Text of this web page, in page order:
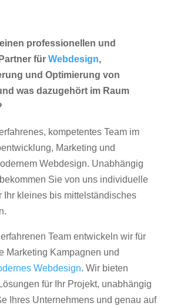
professionellen und
für Webdesign,
und Optimierung von
was dazugehört im Raum
kompetentes Team im
Marketing und
Webdesign. Unabhängig
Sie von uns individuelle
Ihr kleines bis mittelständisches
Team entwickeln wir für
Marketing Kampagnen und
Webdesign. Wir bieten
für Ihr Projekt, unabhängig
Ihres Unternehmens und genau auf